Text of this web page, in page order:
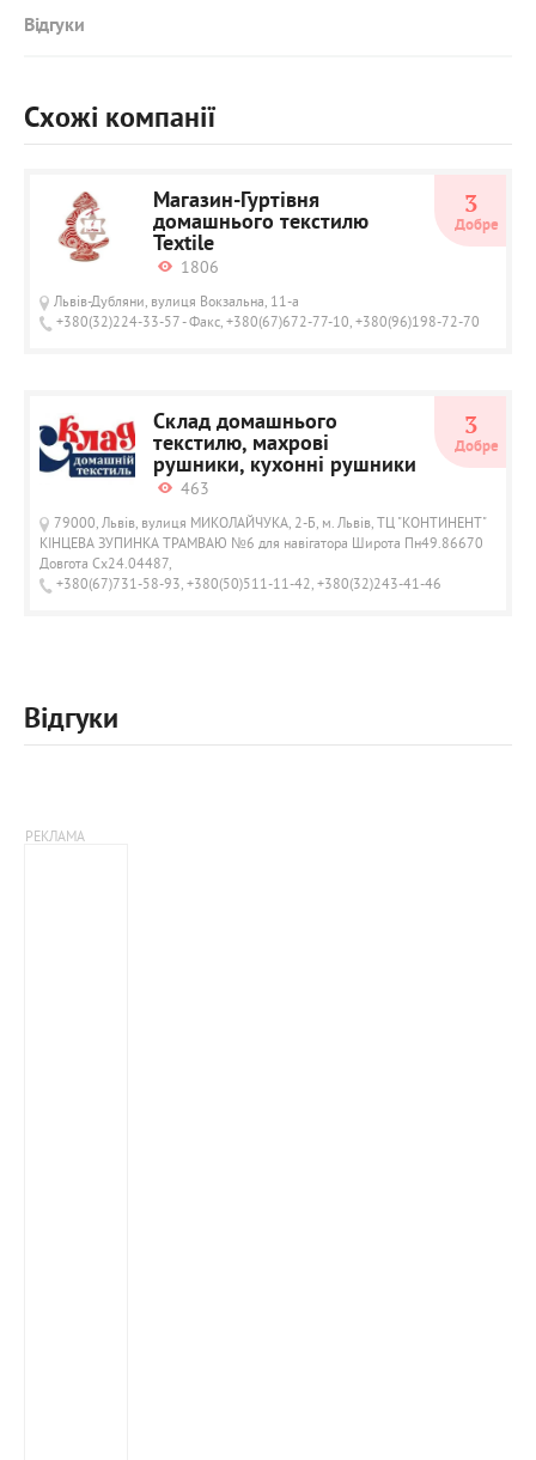
Відгуки
Схожі компанії
Магазин-Гуртівня
домашнього текстилю
Textile
1806
Львів-Дубляни, вулиця Вокзальна, 11-а
+380(32)224-33-57 - Факс, +380(67)672-77-10, +380(96)198-72-70
3
Добре
Склад домашнього
текстилю, махрові
рушники, кухонні рушники
463
79000, Львів, вулиця МИКОЛАЙЧУКА, 2-Б, м. Львів, ТЦ "КОНТИНЕНТ"
КІНЦЕВА ЗУПИНКА ТРАМВАЮ №6 для навігатора Широта Пн49.86670
Довгота Сх24.04487,
+380(67)731-58-93, +380(50)511-11-42, +380(32)243-41-46
3
Добре
Відгуки